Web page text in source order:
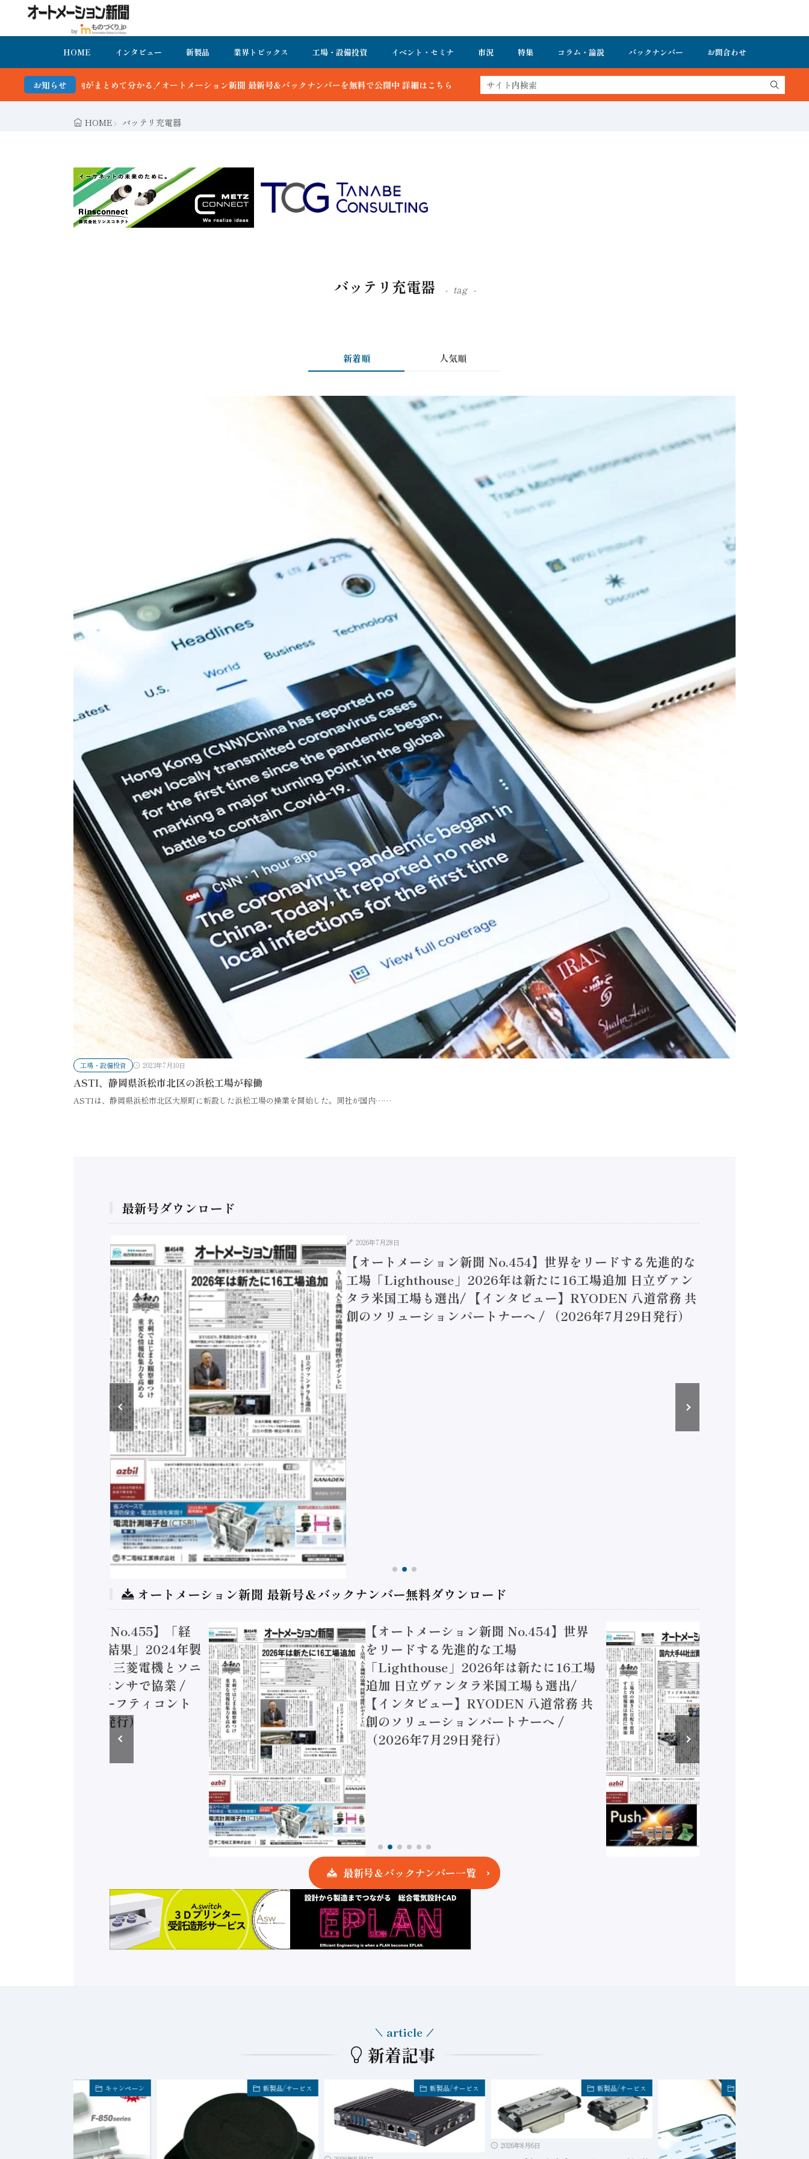
HOME インタビュー 新製品 業界トピックス 工場・設備投資 イベント・セミナ 市況 特集 コラム・論説 バックナンバー お問合わせ
お知らせ
かる！オートメーション新聞 最新号＆バックナンバーを無料で公開中 詳細はこちら
HOME バッテリ充電器
バッテリ充電器 tag
新着順 人気順
工場・設備投資 2023年7月10日
ASTI、静岡県浜松市北区の浜松工場が稼働
ASTIは、静岡県浜松市北区大原町に新設した浜松工場の操業を開始した。同社が国内……
最新号ダウンロード
2026年7月28日
【オートメーション新聞 No.454】世界をリードする先進的な
工場「Lighthouse」2026年は新たに16工場追加 日立ヴァン
タラ米国工場も選出/ 【インタビュー】RYODEN 八道常務 共
創のソリューションパートナーへ / （2026年7月29日発行）
オートメーション新聞 最新号＆バックナンバー無料ダウンロード
トメーション新聞 No.455】「経
実態調査二次集計結果」2024年製
加価値額86兆円 / 三菱電機とソニ
コン AIビジョンセンサで協業 /
安全に動かすセーフティコント
（2026年8月5日発行）
【オートメーション新聞 No.454】世界
をリードする先進的な工場
「Lighthouse」2026年は新たに16工場
追加 日立ヴァンタラ米国工場も選出/
【インタビュー】RYODEN 八道常務 共
創のソリューションパートナーへ /
（2026年7月29日発行）
最新号＆バックナンバー一覧
新着記事
article
キャンペーン 新製品/サービス 新製品/サービス 新製品/サービス
2026年8月6日